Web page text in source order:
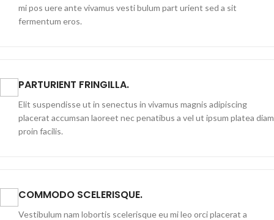
mi pos uere ante vivamus vesti bulum part urient sed a sit
fermentum eros.
PARTURIENT FRINGILLA.
Elit suspendisse ut in senectus in vivamus magnis adipiscing
placerat accumsan laoreet nec penatibus a vel ut ipsum platea diam
proin facilis.
COMMODO SCELERISQUE.
Vestibulum nam lobortis scelerisque eu mi leo orci placerat a